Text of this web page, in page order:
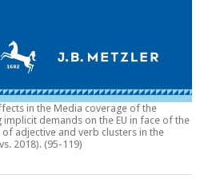
in the Media coverage of the
demands on the EU in face of the
adjective and verb clusters in the
2018). (95-119)